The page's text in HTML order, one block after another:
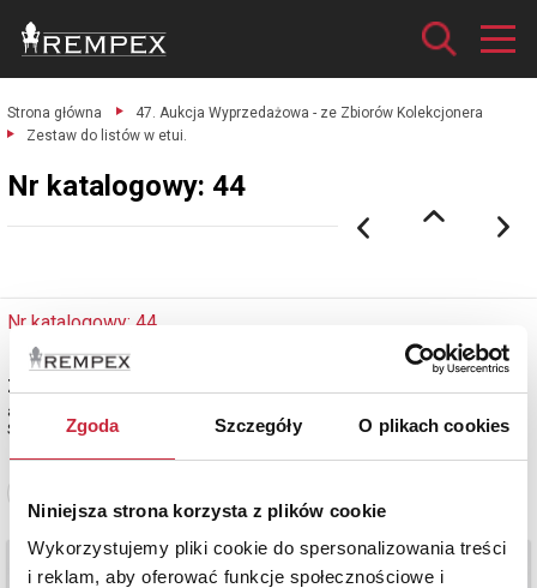
Zgoda Szczegóły O plikach cookies
Niniejsza strona korzysta z plików cookie
Wykorzystujemy pliki cookie do spersonalizowania treści
i reklam, aby oferować funkcje społecznościowe i
Strona główna
47. Aukcja Wyprzedażowa - ze Zbiorów Kolekcjonera
Zestaw do listów w etui.
Nr katalogowy: 44
Nr katalogowy: 44
Zestaw do listów w etui
alpaka; dł. pióra: 18,7 cm, dł. noża: 22,4 cm, dł. tłoka pieczętnego: 6,5 cm.
Stan zach.: ślady użytkowania